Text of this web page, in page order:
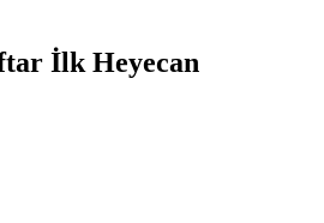
İlk Heyecan